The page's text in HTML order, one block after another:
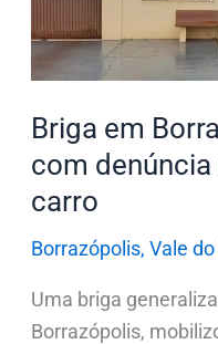
Briga em
com
carro
Borrazópolis, Vale
Uma briga
Borrazópolis,
de
tiros
danos
a
carro